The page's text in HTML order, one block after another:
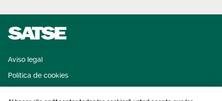
Aviso legal
Política de cookies